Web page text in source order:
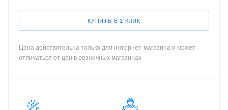
КУПИТЬ В 1 КЛИК
Цена действительна только для интернет-магазина и может
отличаться от цен в розничных магазинах